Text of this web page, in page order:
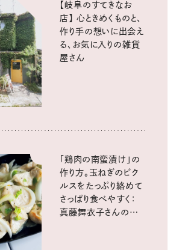
【岐阜のすてきなお
店】 心ときめくものと、
作り手の想いに出会え
る、お気に入りの雑貨
屋さん
「鶏肉の南蛮漬け」の
作り方。玉ねぎのピク
ルスをたっぷり絡めて
さっぱり食べやすく：
真藤舞衣子さんの発